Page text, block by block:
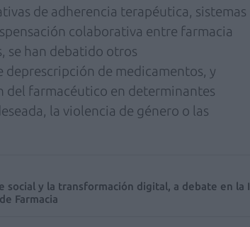
de adherencia terapéutica, sistemas
colaborativa entre farmacia
se han debatido otros
deprescripción de medicamentos, y
del farmacéutico en determinantes
la violencia de género o las
social y la transformación digital, a debate en la I
Farmacia